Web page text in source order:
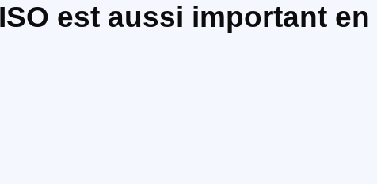
est aussi important en